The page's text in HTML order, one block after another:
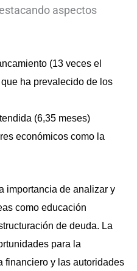
aspectos
(13 veces el
ha prevalecido de los
(6,35 meses)
económicos como la
importancia de analizar y
como educación
de deuda. La
para la
financiero y las autoridades